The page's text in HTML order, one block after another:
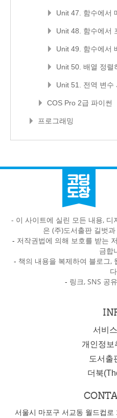
Unit 47. 함수에서
Unit 48. 함수에서
Unit 49. 함수에서
Unit 50. 배열 정렬
Unit 51. 전역 변수
COS Pro 2급 파이썬
프로그래밍
- 이 사이트에 실린 모든 내용, 디
은 (주)도서출판 길벗
- 저작권법에 의해 보호를 받는
금합
- 책의 내용을 복제하여 블로그,
- 링크, SNS 공
서비
개인정보
도서출
더북
서울시 마포구 서교동 월드컵